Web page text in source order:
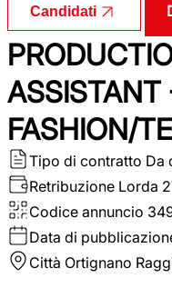
Candidati
ASSISTANT
FASHION/
Tipo di contratto Da
Retribuzione Lorda
Codice annuncio
Data di
Città Ortignano